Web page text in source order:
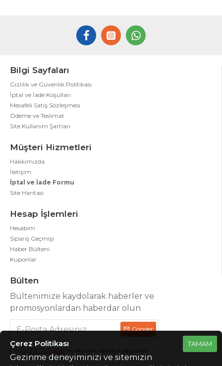
Bilgi Sayfaları
Gizlilik ve Güvenlik Politikası
İptal ve İade Koşulları
Mesafeli Satış Sözleşmesi
Ödeme ve Teslimat
Site Kullanım Şartları
Müşteri Hizmetleri
Hakkımızda
İletişim
İptal ve İade Formu
Site Haritası
Hesap İşlemleri
Hesabım
Sipariş Geçmişi
Haber Bülteni
Kuponlar
Bülten
Bültenimize kaydolarak haberler ve
promosyonlardan haberdar olun
Gönder
Gizlilik Politikası
TAMAM
Çerez Politikası
Gezinme deneyiminizi ve sitemizin